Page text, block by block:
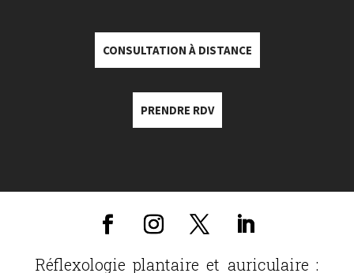
CONSULTATION À DISTANCE
PRENDRE RDV
Réflexologie plantaire et auriculaire :